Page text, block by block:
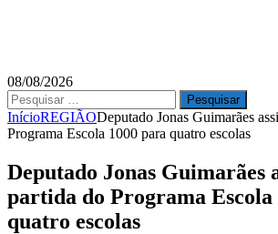
08/08/2026
Pesquisar
por:
InícioREGIÃODeputado Jonas Guimarães
Programa Escola 1000 para quatro escolas
Deputado Jonas Guimarães
partida do Programa Escola
quatro escolas